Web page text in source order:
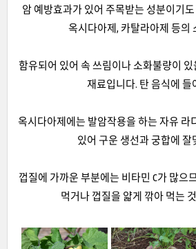
암 예방효과가 있어 주목받는 성분이기
옥시다아제, 카탈라아제 등의
함유되어 있어 속 쓰림이나 소화불량이 있
재료입니다. 탄 음식에 들
옥시다아제에는 발암작용을 하는 자유 라
있어 구운 생선과 궁합에 잘
껍질에 가까운 부분에는 비타민 C가 많으
먹거나 껍질을 얇게 깎아 먹는